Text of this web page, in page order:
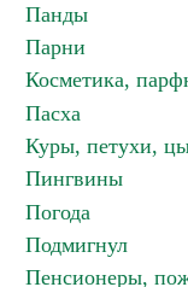
Панды
Парни
Косметика,
Пасха
Куры, петухи,
Пингвины
Погода
Подмигнул
Пенсионеры,